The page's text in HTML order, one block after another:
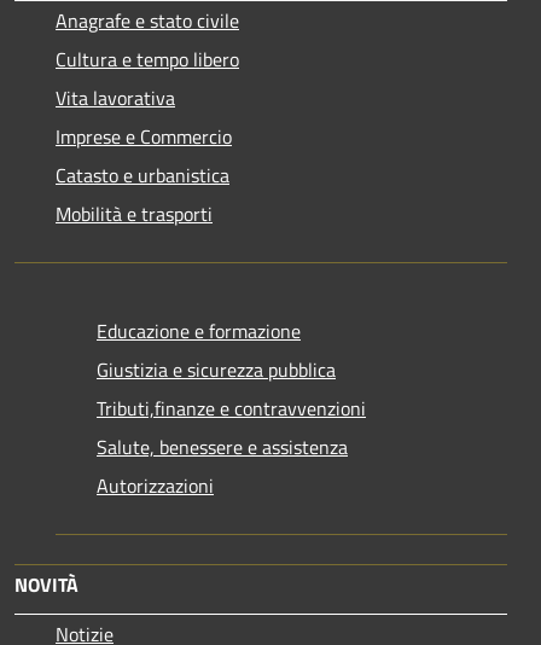
Anagrafe e stato civile
Cultura e tempo libero
Vita lavorativa
Imprese e Commercio
Catasto e urbanistica
Mobilità e trasporti
Educazione e formazione
Giustizia e sicurezza pubblica
Tributi,finanze e contravvenzioni
Salute, benessere e assistenza
Autorizzazioni
NOVITÀ
Notizie